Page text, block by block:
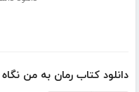
دانلود کتاب رمان به من